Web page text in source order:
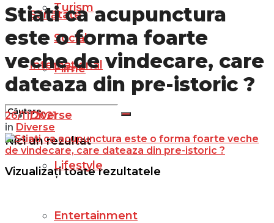
Turism
Social
Filme
Nici un rezultat
Vizualizați toate rezultatele
Sănătate
Internațional
Diverse
Lifestyle
Entertainment
Stiati ca acupunctura
este o forma foarte
veche de vindecare, care
dateaza din pre-istoric ?
26/11/2021
in Diverse